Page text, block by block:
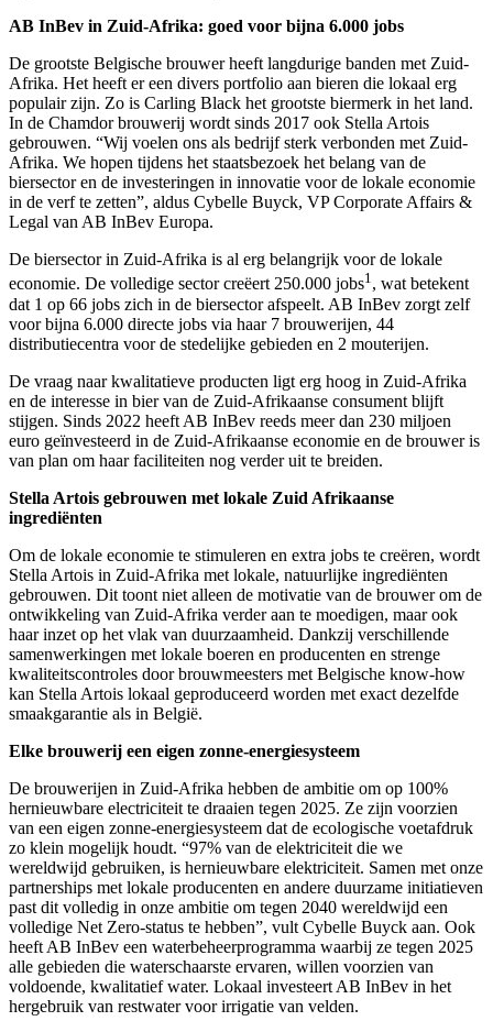
AB InBev in Zuid-Afrika: goed voor bijna 6.000 jobs
De grootste Belgische brouwer heeft langdurige banden met Zuid-
Afrika. Het heeft er een divers portfolio aan bieren die lokaal erg
populair zijn. Zo is Carling Black het grootste biermerk in het land.
In de Chamdor brouwerij wordt sinds 2017 ook Stella Artois
gebrouwen. “Wij voelen ons als bedrijf sterk verbonden met Zuid-
Afrika. We hopen tijdens het staatsbezoek het belang van de
biersector en de investeringen in innovatie voor de lokale economie
in de verf te zetten”, aldus Cybelle Buyck, VP Corporate Affairs &
Legal van AB InBev Europa. ​
De biersector in Zuid-Afrika is al erg belangrijk voor de lokale
economie. De volledige sector creëert 250.000 jobs1, wat betekent
dat 1 op 66 jobs zich in de biersector afspeelt. AB InBev zorgt zelf
voor bijna 6.000 directe jobs via haar 7 brouwerijen, 44
distributiecentra voor de stedelijke gebieden en 2 mouterijen.
De vraag naar kwalitatieve producten ligt erg hoog in Zuid-Afrika
en de interesse in bier van de Zuid-Afrikaanse consument blijft
stijgen. Sinds 2022 heeft AB InBev reeds meer dan 230 miljoen
euro geïnvesteerd in de Zuid-Afrikaanse economie en de brouwer is
van plan om haar faciliteiten nog verder uit te breiden.
Stella Artois gebrouwen met lokale Zuid Afrikaanse
ingrediënten
Om de lokale economie te stimuleren en extra jobs te creëren, wordt
Stella Artois in Zuid-Afrika met lokale, natuurlijke ingrediënten
gebrouwen. Dit toont niet alleen de motivatie van de brouwer om de
ontwikkeling van Zuid-Afrika verder aan te moedigen, maar ook
haar inzet op het vlak van duurzaamheid. Dankzij verschillende
samenwerkingen met lokale boeren en producenten en strenge
kwaliteitscontroles door brouwmeesters met Belgische know-how
kan Stella Artois lokaal geproduceerd worden met exact dezelfde
smaakgarantie als in België.
Elke brouwerij een eigen zonne-energiesysteem
De brouwerijen in Zuid-Afrika hebben de ambitie om op 100%
hernieuwbare electriciteit te draaien tegen 2025. Ze zijn voorzien
van een eigen zonne-energiesysteem dat de ecologische voetafdruk
zo klein mogelijk houdt. “97% van de elektriciteit die we
wereldwijd gebruiken, is hernieuwbare elektriciteit. Samen met onze
partnerships met lokale producenten en andere duurzame initiatieven
past dit volledig in onze ambitie om tegen 2040 wereldwijd een
volledige Net Zero-status te hebben”, vult Cybelle Buyck aan. Ook
heeft AB InBev een waterbeheerprogramma waarbij ze tegen 2025
alle gebieden die waterschaarste ervaren, willen voorzien van
voldoende, kwalitatief water. Lokaal investeert AB InBev in het
hergebruik van restwater voor irrigatie van velden.